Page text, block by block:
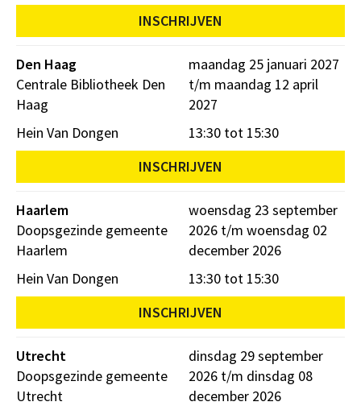
INSCHRIJVEN
Den Haag
Centrale Bibliotheek Den
Haag
maandag 25 januari 2027
t/m maandag 12 april
2027
13:30 tot 15:30
Hein Van Dongen
INSCHRIJVEN
Haarlem
Doopsgezinde gemeente
Haarlem
woensdag 23 september
2026 t/m woensdag 02
december 2026
13:30 tot 15:30
Hein Van Dongen
INSCHRIJVEN
Utrecht
Doopsgezinde gemeente
Utrecht
dinsdag 29 september
2026 t/m dinsdag 08
december 2026